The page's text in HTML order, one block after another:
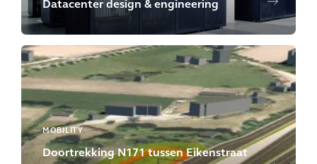
Datacenter design & engineering
MOBILITY
Doortrekking N171 tussen Eikenstraat